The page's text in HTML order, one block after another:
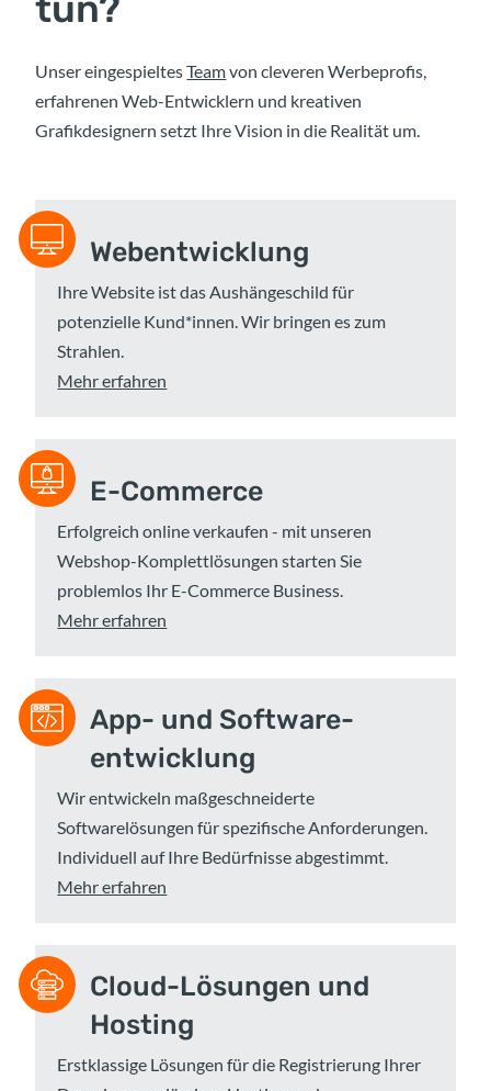
Unser eingespieltesTeamvon cleveren Werbeprofis,
erfahrenen Web-Entwicklern und kreativen
Grafikdesignern setzt Ihre Vision in die Realität um.
Webentwicklung
Ihre Website ist das Aushängeschild für
potenzielle Kund*innen. Wir bringen es zum
Strahlen.
Mehr erfahren
E-Commerce
Erfolgreich online verkaufen - mit unseren
Webshop-Komplettlösungen starten Sie
problemlos Ihr E-Commerce Business.
Mehr erfahren
App- und Software­
entwicklung
Wir entwickeln maßgeschneiderte
Softwarelösungen für spezifische Anforderungen.
Individuell auf Ihre Bedürfnisse abgestimmt.
Mehr erfahren
Cloud-Lösungen und
Hosting
Erstklassige Lösungen für die Registrierung Ihrer